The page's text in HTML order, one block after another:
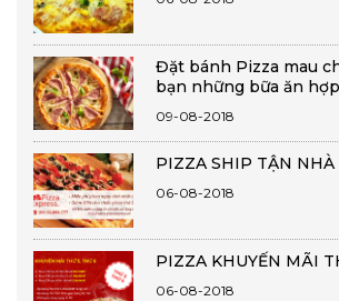
Đặt bánh Pizza mau
bạn những bữa ăn
09-08-2018
PIZZA SHIP TẬN NHÀ
06-08-2018
PIZZA KHUYẾN MÃI
06-08-2018